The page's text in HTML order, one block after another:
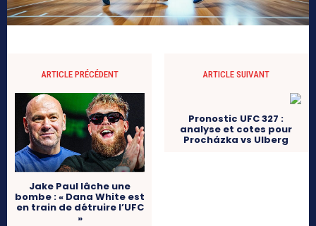
ARTICLE PRÉCÉDENT
Jake Paul lâche une
bombe : « Dana White est
en train de détruire l’UFC
»
ARTICLE SUIVANT
Pronostic UFC 327 :
analyse et cotes pour
Procházka vs Ulberg